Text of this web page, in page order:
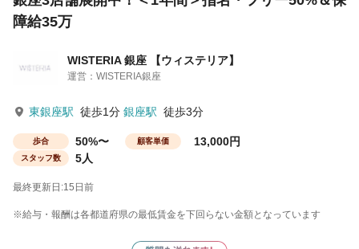
障給35万
WISTERIA 銀座 【ウィステリア】
運営：WISTERIA銀座
東銀座駅 徒歩1分 銀座駅 徒歩3分
歩合 50%〜 顧客単価 13,000円
スタッフ数 5人
最終更新日:15日前
※給与・報酬は各都道府県の最低賃金を下回らない金額となっています